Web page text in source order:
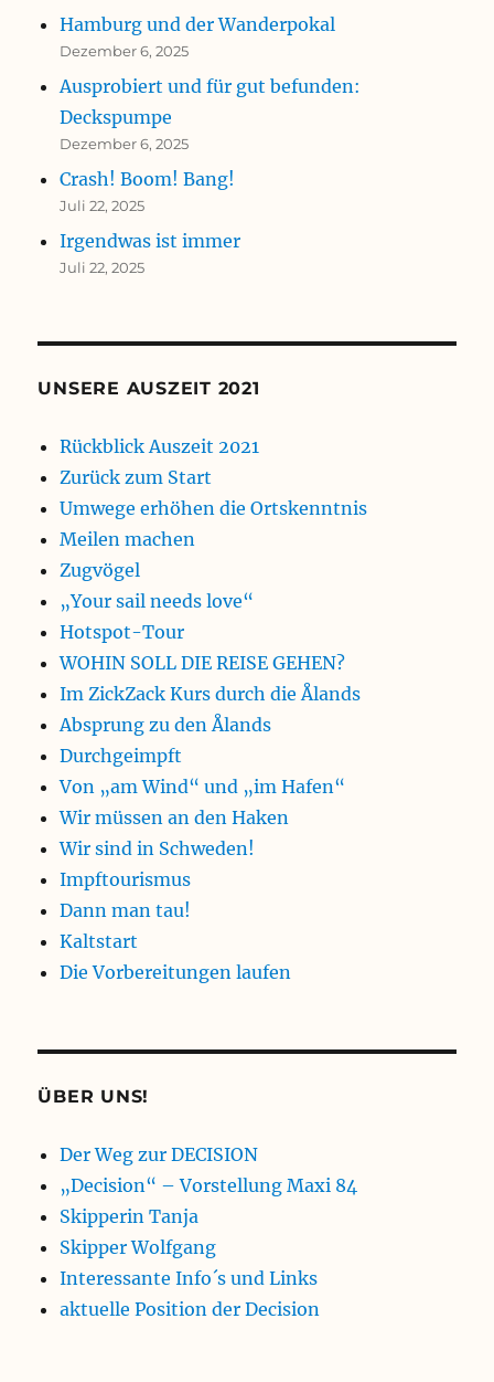
Hamburg und der Wanderpokal
Dezember 6, 2025
Ausprobiert und für gut befunden:
Deckspumpe
Dezember 6, 2025
Crash! Boom! Bang!
Juli 22, 2025
Irgendwas ist immer
Juli 22, 2025
UNSERE AUSZEIT 2021
Rückblick Auszeit 2021
Zurück zum Start
Umwege erhöhen die Ortskenntnis
Meilen machen
Zugvögel
„Your sail needs love“
Hotspot-Tour
WOHIN SOLL DIE REISE GEHEN?
Im ZickZack Kurs durch die Ålands
Absprung zu den Ålands
Durchgeimpft
Von „am Wind“ und „im Hafen“
Wir müssen an den Haken
Wir sind in Schweden!
Impftourismus
Dann man tau!
Kaltstart
Die Vorbereitungen laufen
ÜBER UNS!
Der Weg zur DECISION
„Decision“ – Vorstellung Maxi 84
Skipperin Tanja
Skipper Wolfgang
Interessante Info´s und Links
aktuelle Position der Decision